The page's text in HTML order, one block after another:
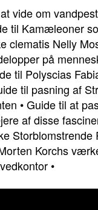
vide om
til Kamæleoner
clematis Nelly
på
til Polyscias
til pasning af
•Guide til at
af disse
Storblomstrende
Korchs
•